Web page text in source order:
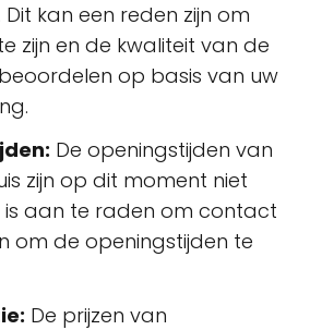
Dit kan een reden zijn om
zijn en de kwaliteit van de
op basis van uw
De openingstijden van
zijn op dit moment niet
is aan te raden om contact
om de openingstijden te
De prijzen van